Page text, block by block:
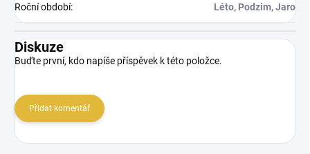
Roční období: Léto, Podzim, Jaro
Diskuze
Buďte první, kdo napíše příspěvek k této položce.
Přidat komentář